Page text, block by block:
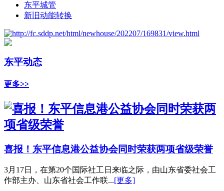
东平城管
新旧动能转换
东平动态
更多>>
喜报！东平信息港公益协会同时荣获两项省级荣誉
3月17日，在第20个国际社工日来临之际，由山东省委社会工
作部主办、山东省社会工作联...[更多]